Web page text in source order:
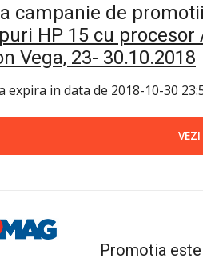
campanie de
HP 15 cu procesor
Vega, 23- 30.10.2018
expira in data de 2018-10-30
Promotia